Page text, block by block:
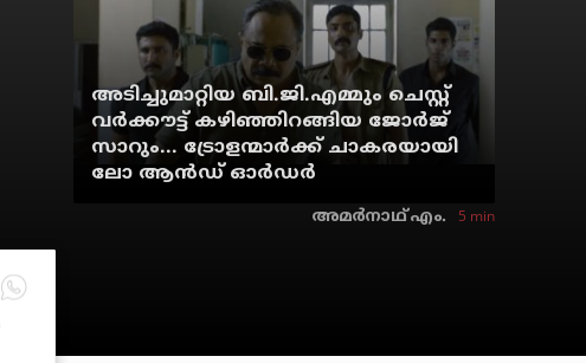
അടിച്ചുമാറ്റിയ ബി.ജി.എമ്മും ചെസ്റ്റ്
വര്‍ക്കൗട്ട് കഴിഞ്ഞിറങ്ങിയ ജോര്‍ജ്
സാറും... ട്രോളന്മാര്‍ക്ക് ചാകരയായി
ലോ ആന്‍ഡ് ഓര്‍ഡര്‍
അമര്‍നാഥ് എം. 5 min